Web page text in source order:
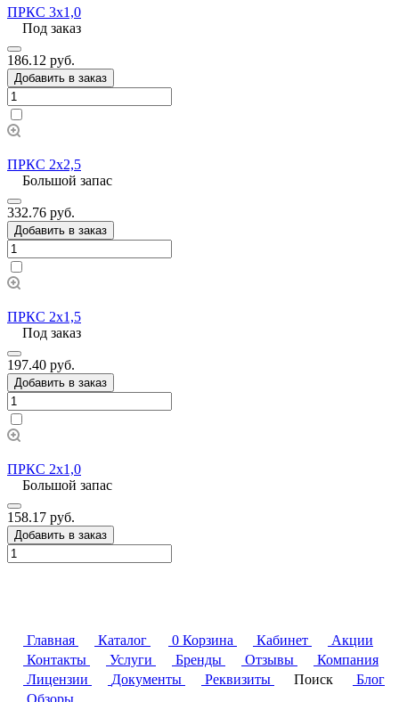
ПРКС 3х1,0
Под заказ
186.12 руб.
Добавить в заказ
ПРКС 2х2,5
Большой запас
332.76 руб.
Добавить в заказ
ПРКС 2х1,5
Под заказ
197.40 руб.
Добавить в заказ
ПРКС 2х1,0
Большой запас
158.17 руб.
Добавить в заказ
Главная Каталог 0 Корзина Кабинет
Акции
Контакты
Услуги Бренды Отзывы
Компания
Лицензии
Документы Реквизиты Поиск
Блог
Обзоры